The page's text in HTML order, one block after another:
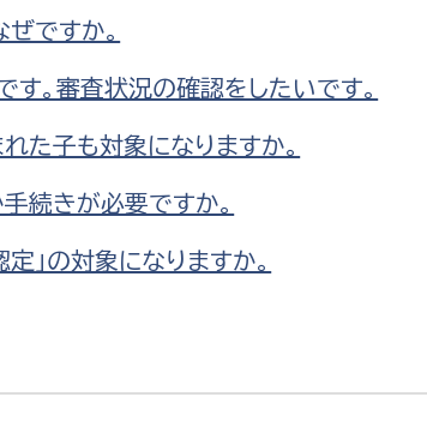
観光
消防
病院
課
市立総合医療セン
病院管理局：施設
ですか。
。審査状況の確認をしたいです。
た子も対象になりますか。
続きが必要ですか。
」の対象になりますか。